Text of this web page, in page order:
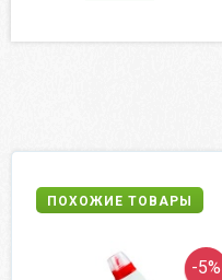
ПОХОЖИЕ ТОВАРЫ
-5%